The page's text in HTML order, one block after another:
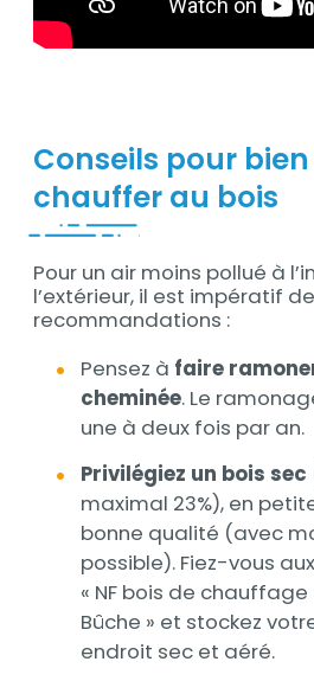
Conseils pour
chauffer au bois
Contenu
Pour un air moins pollué à
l’extérieur, il est impératif
recommandations :
Pensez à faire
cheminée. Le
une à deux fois par an.
Privilégiez un bois sec
maximal 23%), en
bonne qualité (avec
possible). Fiez-vous
« NF bois de chauffage
Bûche » et stockez
endroit sec et aéré.